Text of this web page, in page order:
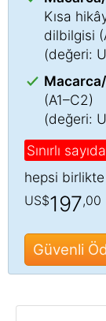
Kısa
dilbilgisi
(değeri:
(A1–C2)
(değeri:
Sınırlı
hepsi birlikte
US$197,00
Güvenli